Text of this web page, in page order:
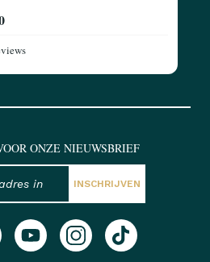
ONZE NIEUWSBRIEF
INSCHRIJVEN